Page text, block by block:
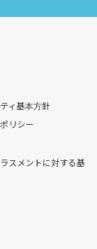
ィ基本方針
リシー
スメントに対する基